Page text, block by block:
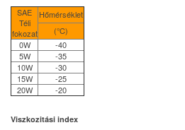
SAE
Téli
fokozat
Hőmérséklet
(°C)
0W
-40
5W
-35
10W
-30
15W
-25
20W
-20
Viszkozitási index